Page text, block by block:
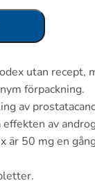
utan
förpackning.
av
av
är 50 mg en